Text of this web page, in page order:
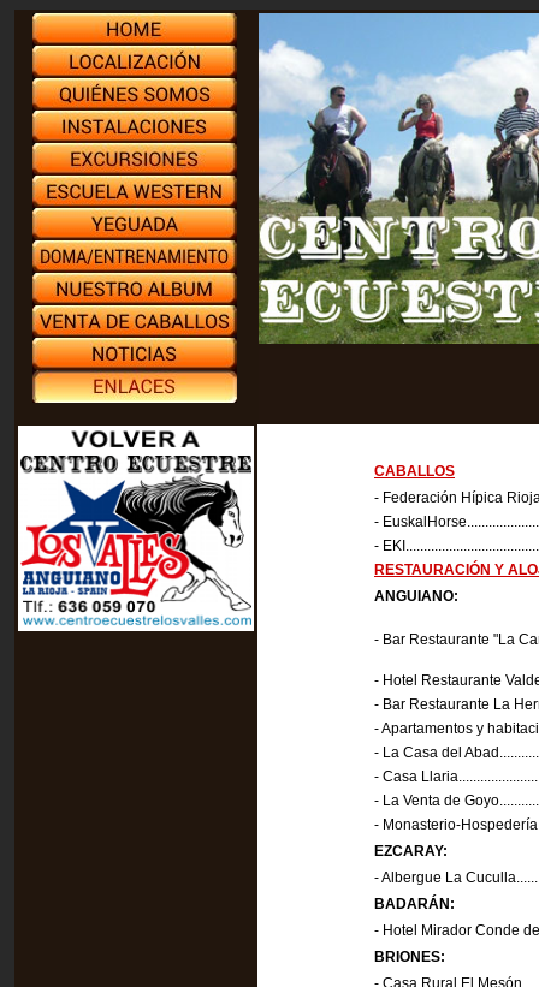
CABALLOS
- Federación Hípica
-
-
RESTAURACIÓN Y
ANGUIANO:
- Bar Restaurante "La
- Hotel Restaurante
- Bar Restaurante La
- Apartamentos y
- La Casa del
- Casa
- La Venta de
- Monasterio-Hospedería
EZCARAY:
- Albergue La
BADARÁN:
- Hotel Mirador Conde de
BRIONES:
- Casa Rural El